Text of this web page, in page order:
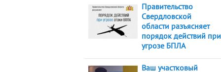
Правительство
Свердловской
области разъясняет
порядок действий при
угрозе БПЛА
Ваш участковый